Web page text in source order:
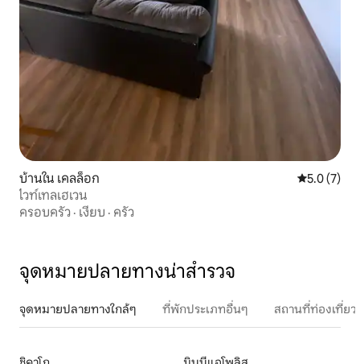
บ้านใน เคลล็อก คะแนนเฉลี่
5.0 (7)
ไวท์เทลเฮเวน
ครอบครัว · เงียบ · ครัว
จุดหมายปลายทางน่าสำรวจ
จุดหมายปลายทางใกล้ๆ ที่พักประเภทอื่นๆ สถานที่ท่องเที่ย